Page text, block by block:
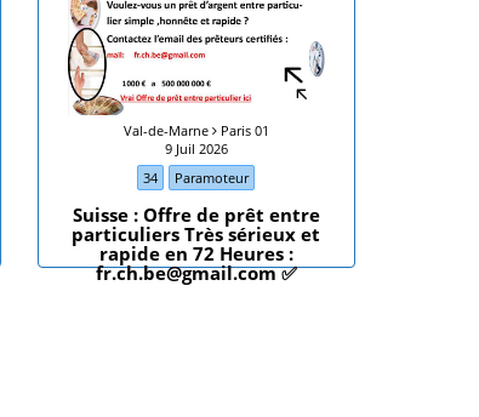
Val-de-Marne Paris 01
9 Juil 2026
34
Paramoteur
Suisse : Offre de prêt entre
particuliers Très sérieux et
rapide en 72 Heures :
fr.ch.be@gmail.com ✅